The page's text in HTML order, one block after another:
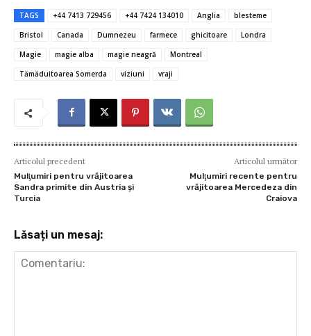
e
b
o
o
it
te
r
ai
l
er
es
t
at
s
A
p
p
se
n
g
ta
je
TAGS +44 7413 729456 +44 7424 134010 Anglia
blesteme
Bristol
Canada Dumnezeu farmece ghicitoare
Londra
Magie
magie alba magie neagră
Montreal
Tămăduitoarea Somerda
viziuni vraji
Articolul precedent
Mulţumiri pentru vrăjitoarea
Sandra primite din Austria și
Turcia
Articolul următor
Mulţumiri recente pentru
vrăjitoarea Mercedeza din
Craiova
Lăsați un mesaj: